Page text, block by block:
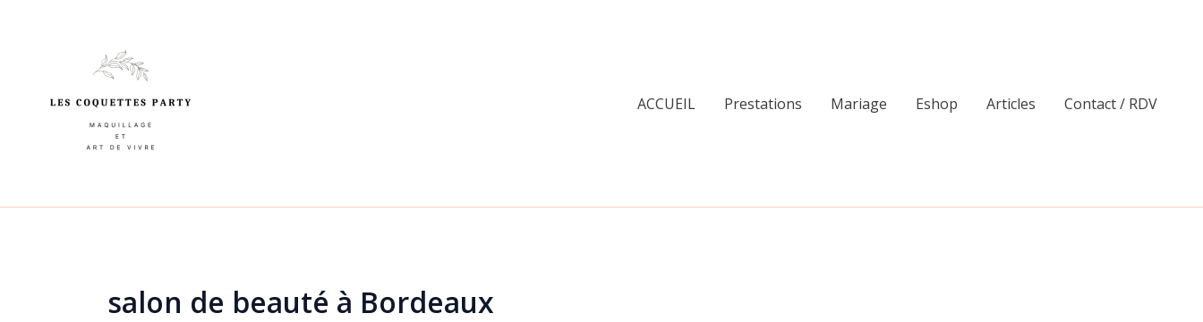
ACCUEIL Prestations Mariage Eshop Articles Contact / RDV
salon de beauté à Bordeaux